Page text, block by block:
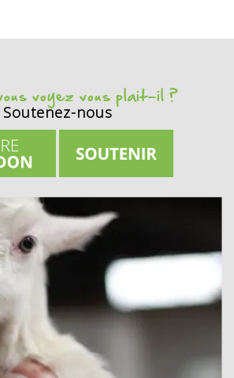
voyez vous plait-il ?
Soutenez-nous